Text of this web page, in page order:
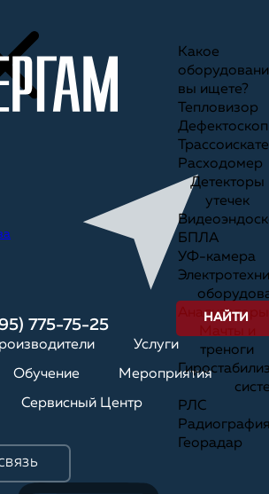
775-75-25
Услуги
Обучение Мероприятия
Сервисный Центр
Какое
вы ищете?
Тепловизор
Дефектоскоп
Расходомер
Детекторы
утечек
БПЛА
УФ-камера
Анализаторы
треноги
РЛС
Георадар
НАЙТИ